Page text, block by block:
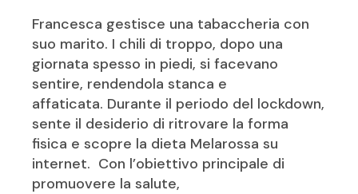
Francesca gestisce una tabaccheria con
suo marito. I chili di troppo, dopo una
giornata spesso in piedi, si facevano
sentire, rendendola stanca e
affaticata. Durante il periodo del lockdown,
sente il desiderio di ritrovare la forma
fisica e scopre la dieta Melarossa su
internet. Con l’obiettivo principale di
promuovere la salute,